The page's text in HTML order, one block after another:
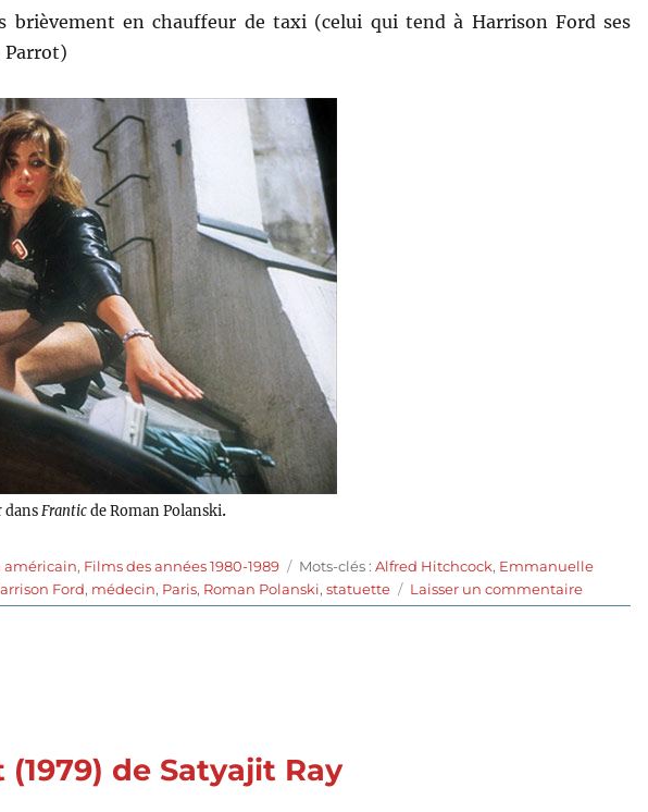
brièvement en chauffeur de taxi (celui qui tend à Harrison Ford ses
Parrot)
dans Franticde Roman Polanski.
américain, Films des années 1980-1989 Étiquettes
Mots-clés :Alfred Hitchcock, Emmanuelle
Ford, médecin, Paris, Roman Polanski,statuette Laisser un commentairesur
Frantic
de Satyajit Ray